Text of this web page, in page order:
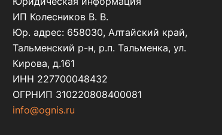
ИП Колесников В. В.
Юр. адрес: 658030, Алтайский край,
Тальменский р-н, р.п. Тальменка, ул.
Кирова, д.161
ИНН 227700048432
ОГРНИП 310220808400081
info@ognis.ru